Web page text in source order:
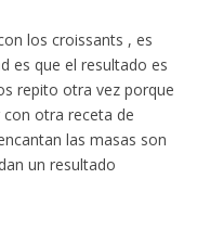
los croissants , es
es que el resultado es
repito otra vez porque
otra receta de
las masas son
un resultado